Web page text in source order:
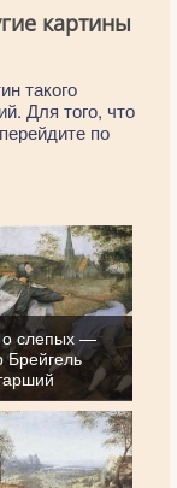
картины
такого
Для того, что
по
о слепых —
Брейгель